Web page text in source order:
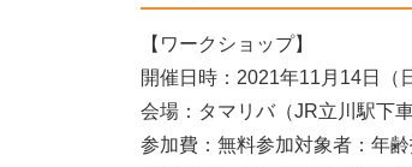
【ワークショップ】
開催日時：2021年11月14日
会場：タマリバ（JR立川駅下
参加費：無料参加対象者：年